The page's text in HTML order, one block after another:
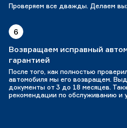
Проверяем все дважды. Делаем
6
Возвращаем исправный
гарантией
После того, как полностью
автомобиля мы его возвращем.
документы от 3 до 18 месяцев.
рекомендации по обслуживанию и